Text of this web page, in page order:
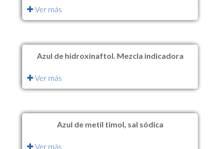
Ver más
Azul de hidroxinaftol. Mezcla indicadora
Ver más
Azul de metil timol, sal sódica
Ver más